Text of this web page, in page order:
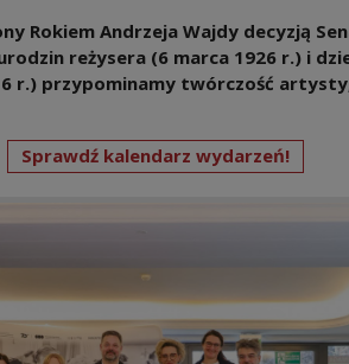
Rokiem Andrzeja Wajdy decyzją
reżysera (6 marca 1926 r.) i
r.) przypominamy twórczość
Sprawdź kalendarz wydarzeń!